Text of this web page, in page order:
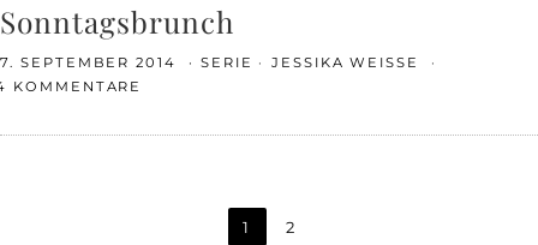
Sonntagsbrunch
7. SEPTEMBER 2014 SERIE
JESSIKA WEISSE
KOMMENTARE
1 2